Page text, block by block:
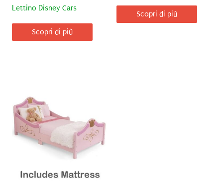
Lettino Disney Cars
Scopri di più
Scopri di più